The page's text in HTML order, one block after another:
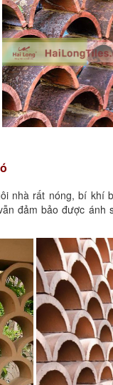
nhà rất nóng, bí khí
đảm bảo được ánh